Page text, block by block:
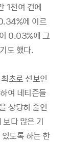
1천여 건에
에 이르
0.03%에 그
도 했다.
초로 선보인
여 네티즌들
상당히 줄인
다 많은 기
도록 하는 한